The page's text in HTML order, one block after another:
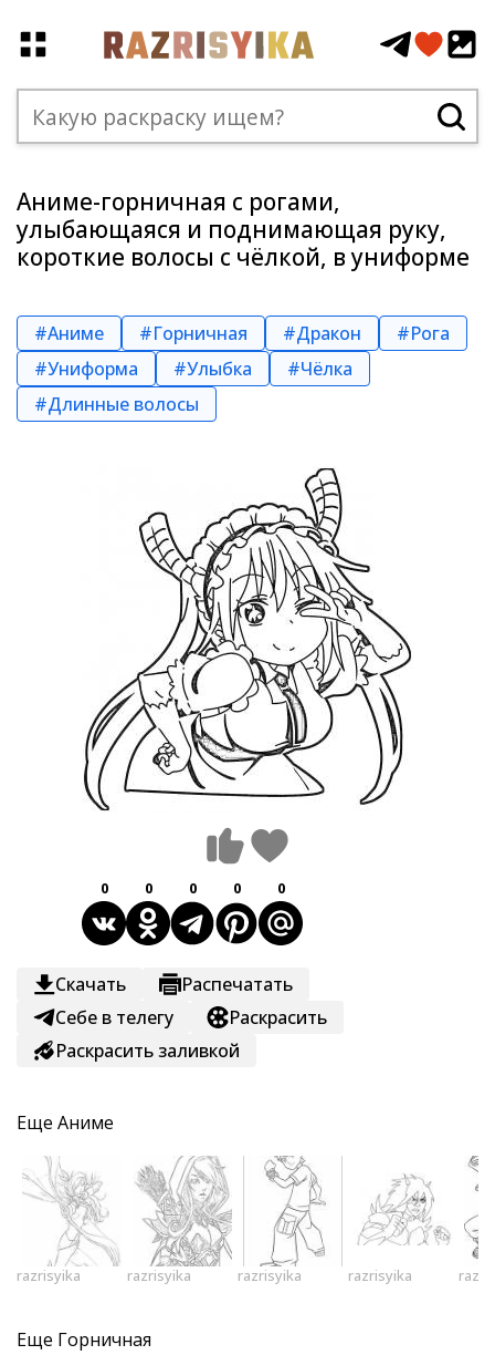
Аниме-горничная с рогами,
улыбающаяся и поднимающая руку,
короткие волосы с чёлкой, в униформе
#Аниме #Горничная #Дракон
#Рога
#Униформа
#Улыбка
#Чёлка
#Длинные волосы
0 0 0 0 0
Скачать
Распечатать
Себе в телегу
Раскрасить
Раскрасить заливкой
Еще Аниме
razrisyika razrisyika razrisyika razrisyika
Еще Горничная